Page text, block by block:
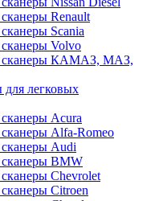
Renault
Scania
Volvo
сканеры КАМАЗ, МАЗ,
для легковых
Acura
Alfa-Romeo
Audi
сканеры BMW
Chevrolet
Citroen